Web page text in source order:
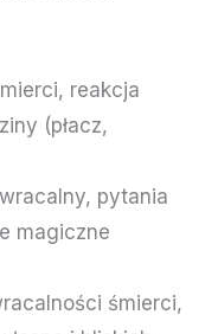
reakcja
(płacz,
pytania
magiczne
śmierci,